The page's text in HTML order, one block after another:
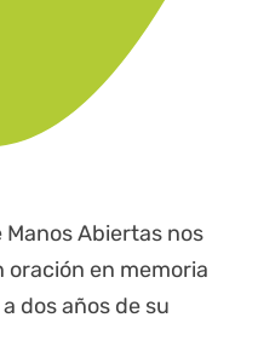
Abiertas nos
oración en memoria
dos años de su